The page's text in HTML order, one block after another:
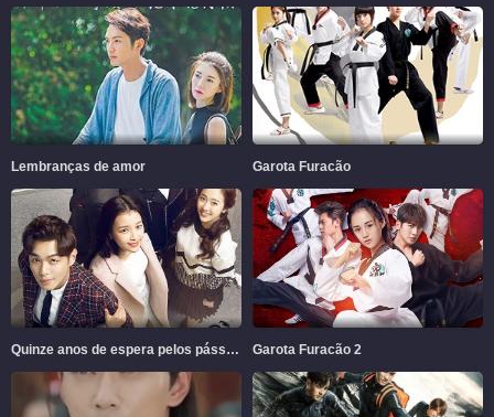
Lembranças de amor Garota Furacão
Quinze anos de espera pelos pássaros migratórios Garota Furacão 2